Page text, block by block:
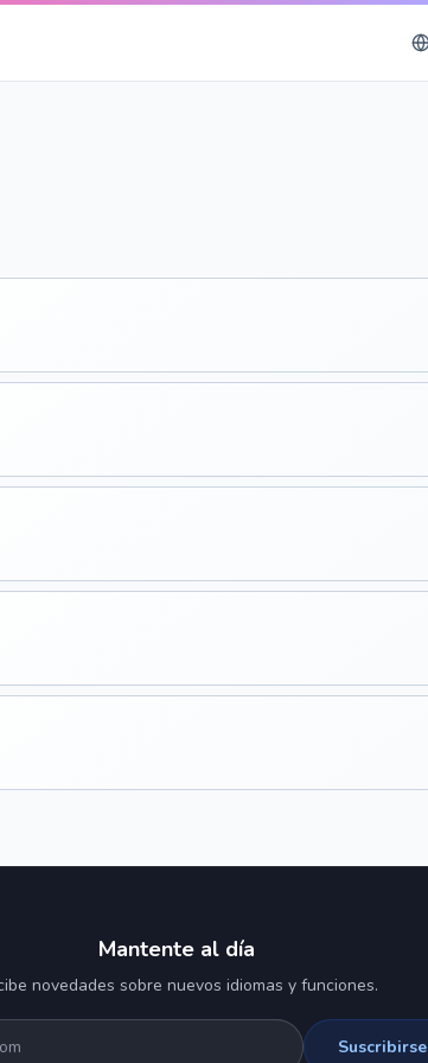
Mantente al día
novedades sobre nuevos idiomas y funciones.
Suscribirse